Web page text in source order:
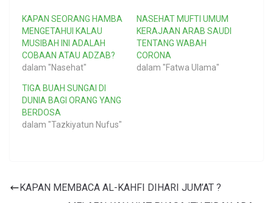
KAPAN SEORANG HAMBA
MENGETAHUI KALAU
MUSIBAH INI ADALAH
COBAAN ATAU ADZAB?
dalam "Nasehat"
NASEHAT MUFTI UMUM
KERAJAAN ARAB SAUDI
TENTANG WABAH
CORONA
dalam "Fatwa Ulama"
TIGA BUAH SUNGAI DI
DUNIA BAGI ORANG YANG
BERDOSA
dalam "Tazkiyatun Nufus"
KAPAN MEMBACA AL-KAHFI DIHARI JUM’AT ?